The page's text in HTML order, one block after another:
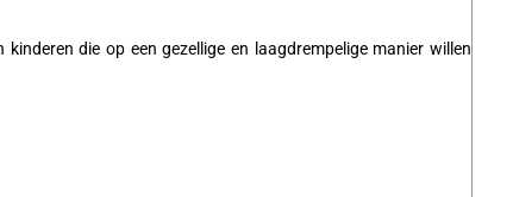
die op een gezellige en laagdrempelige manier willen